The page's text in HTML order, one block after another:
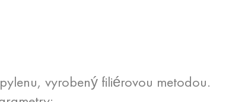
vyrobený filiérovou metodou.